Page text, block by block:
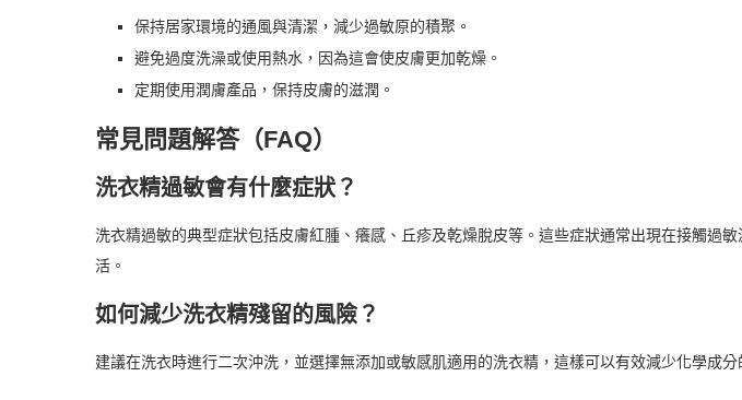
保持居家環境的通風與清潔，減少過敏原的積聚。
避免過度洗澡或使用熱水，因為這會使皮膚更加乾燥。
定期使用潤膚產品，保持皮膚的滋潤。
常見問題解答（FAQ）
洗衣精過敏會有什麼症狀？
洗衣精過敏的典型症狀包括皮膚紅腫、癢感、丘疹及乾燥脫皮等。這些症狀通常出現在接觸過
活。
如何減少洗衣精殘留的風險？
建議在洗衣時進行二次沖洗，並選擇無添加或敏感肌適用的洗衣精，這樣可以有效減少化學成分